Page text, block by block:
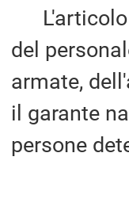
L'articolo
del
armate,
il garante
persone